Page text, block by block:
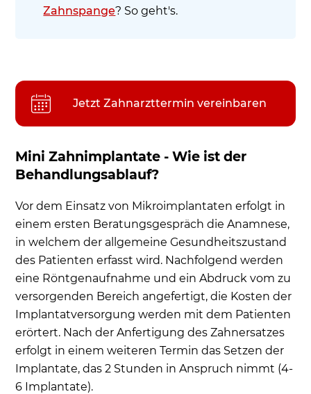
Zahnspange? So geht's.
Jetzt Zahnarzttermin vereinbaren
Mini Zahnimplantate - Wie ist der
Behandlungsablauf?
Vor dem Einsatz von Mikroimplantaten erfolgt in
einem ersten Beratungsgespräch die Anamnese,
in welchem der allgemeine Gesundheitszustand
des Patienten erfasst wird. Nachfolgend werden
eine Röntgenaufnahme und ein Abdruck vom zu
versorgenden Bereich angefertigt, die Kosten der
Implantatversorgung werden mit dem Patienten
erörtert. Nach der Anfertigung des Zahnersatzes
erfolgt in einem weiteren Termin das Setzen der
Implantate, das 2 Stunden in Anspruch nimmt (4-
6 Implantate).